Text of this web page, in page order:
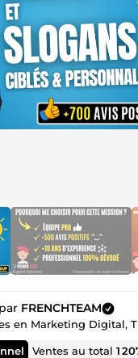
FRENCHTEAM
Ventes au total1